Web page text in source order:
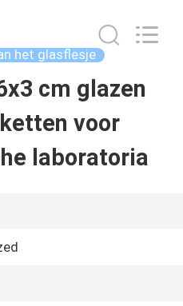
het glasflesje
cm glazen
voor
laboratoria